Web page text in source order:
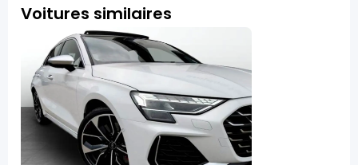
Voitures similaires